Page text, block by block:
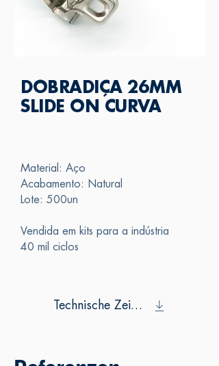
DOBRADIÇA 26MM
SLIDE ON CURVA
Material: Aço
Acabamento: Natural
Lote: 500un
Vendida em kits para a indústria
40 mil ciclos
Technische Zeichnung